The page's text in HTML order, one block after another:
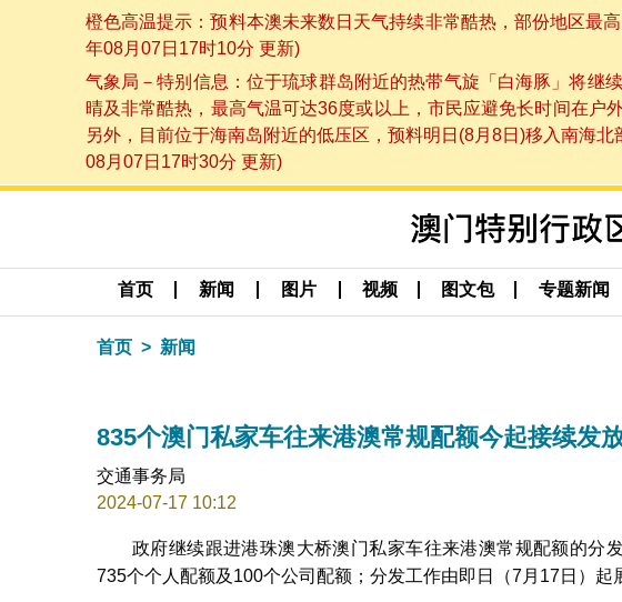
橙色高温提示：预料本澳未来数日天气持续非常酷热，部份地区最
年08月07日17时10分 更新)
气象局－特别信息：位于琉球群岛附近的热带气旋「白海豚」将继
晴及非常酷热，最高气温可达36度或以上，市民应避免长时间在户
另外，目前位于海南岛附近的低压区，预料明日(8月8日)移入南海
08月07日17时30分 更新)
首页 新闻 图片 视频 图文包 专题新闻
首页 新闻
835个澳门私家车往来港澳常规配额今起接续发
交通事务局
2024-07-17 10:12
政府继续跟进港珠澳大桥澳门私家车往来港澳常规配额的分
735个个人配额及100个公司配额；分发工作由即日（7月17日）起